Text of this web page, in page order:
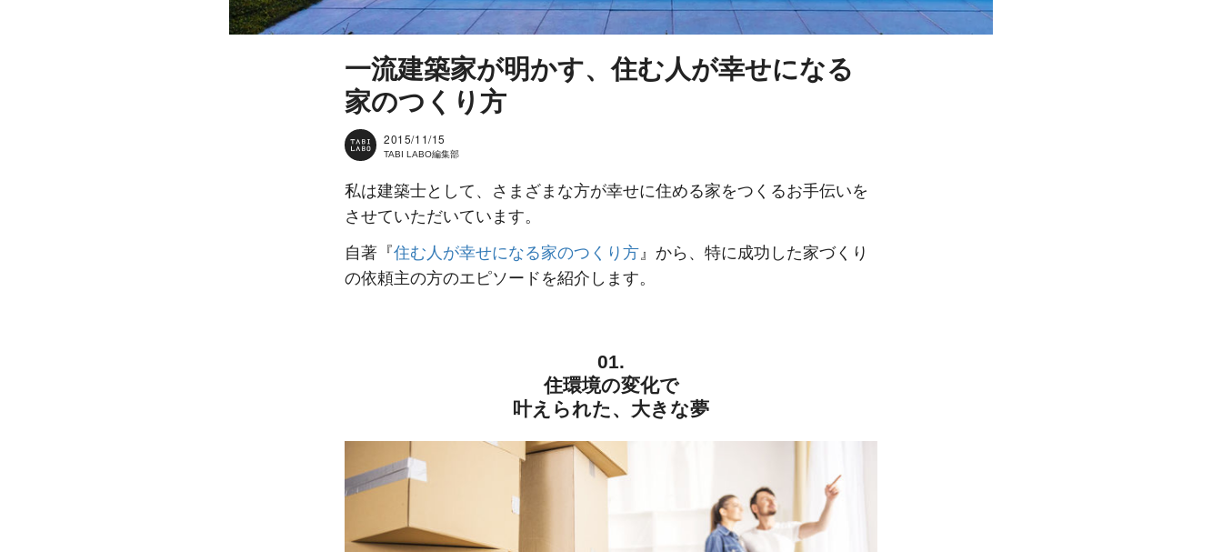
一流建築家が明かす、住む人が幸せになる
家のつくり方
2015/11/15
TABI LABO編集部
私は建築士として、さまざまな方が幸せに住める家をつくるお手伝いを
させていただいています。
自著『住む人が幸せになる家のつくり方』から、特に成功した家づくり
の依頼主の方のエピソードを紹介します。
01.
住環境の変化で
叶えられた、大きな夢